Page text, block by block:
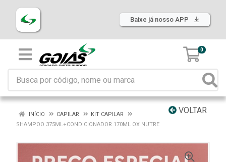
Baixe já nosso APP
0
VOLTAR
INÍCIO CAPILAR
KIT CAPILAR
SHAMPOO 375ML+CONDICIONADOR 170ML OX NUTRE